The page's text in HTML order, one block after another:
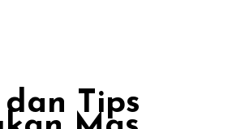
Tips